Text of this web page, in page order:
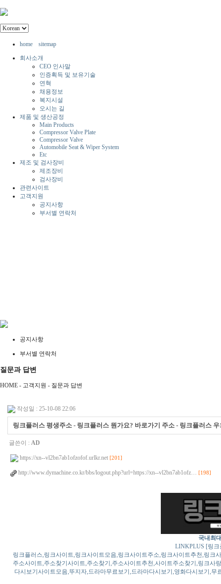
home
sitemap
회사소개
CEO 인사말
인증획득 및 보유기술
연혁
채용정보
복지시설
오시는 길
제품 및 생산공정
Main Products
Compressor Valve Plate
Compressor Valve
Automobile Seat & Wiper System
Etc
제조 및 검사장비
제조장비
검사장비
관련사이트
고객지원
공지사항
부서별 연락처
공지사항
부서별 연락처
질문과 답변
HOME - 고객지원 - 질문과 답변
작성일 : 25-10-08 22:06
링크플러스 평생주소 - 링크플러스 뭔가요? 바로가기 주소 - 링크플러스
글쓴이 : AD
https://xn--vl2bn7ab1ofzofof.urlkr.net [201]
http://www.dymachine.co.kr/bbs/logout.php?url=https://xn--vl2bn7ab1ofz… [198]
국내최
LINKPLUS [링
링크플러스,링크사이트,링크사이트모음,링크사이트주소,링크사이트추천,링
주소사이트,주소찾기사이트,주소찾기,주소사이트추천,사이트주소찾기,링크
다시보기사이트모음,뚜지자,드라마무료보기,드라마다시보기,영화다시보기,